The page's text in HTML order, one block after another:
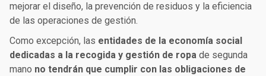
mejorar el diseño, la prevención de residuos y la eficiencia
de las operaciones de gestión.
Como excepción, las entidades de la economía social
dedicadas a la recogida y gestión de ropa de segunda
mano no tendrán que cumplir con las obligaciones de